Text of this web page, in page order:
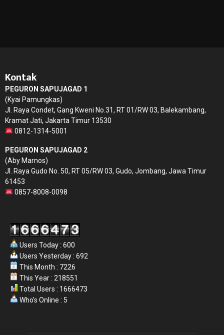
Kontak
PEGURON SAPUJAGAD 1
(Kyai Pamungkas)
Jl. Raya Condet, Gang Kweni No.31, RT 01/RW 03, Balekambang,
Kramat Jati, Jakarta Timur 13530
0812-1314-5001
PEGURON SAPUJAGAD 2
(Aby Marnos)
Jl. Raya Gudo No. 50, RT 05/RW 03, Gudo, Jombang, Jawa Timur
61453
0857-8008-0098
Users Today : 600
Users Yesterday : 692
This Month : 7226
This Year : 218551
Total Users : 1666473
Who's Online : 5